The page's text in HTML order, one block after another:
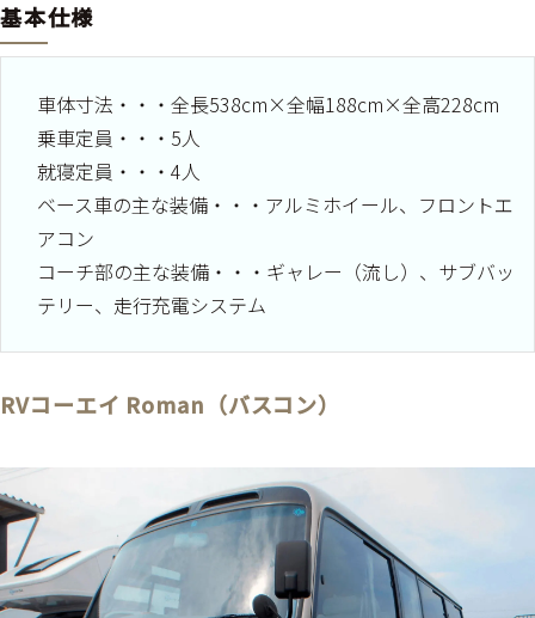
基本仕様
車体寸法・・・全長538cm×全幅188cm×全高228cm
乗車定員・・・5人
就寝定員・・・4人
ベース車の主な装備・・・アルミホイール、フロントエ
アコン
コーチ部の主な装備・・・ギャレー（流し）、サブバッ
テリー、走行充電システム
RVコーエイ Roman（バスコン）